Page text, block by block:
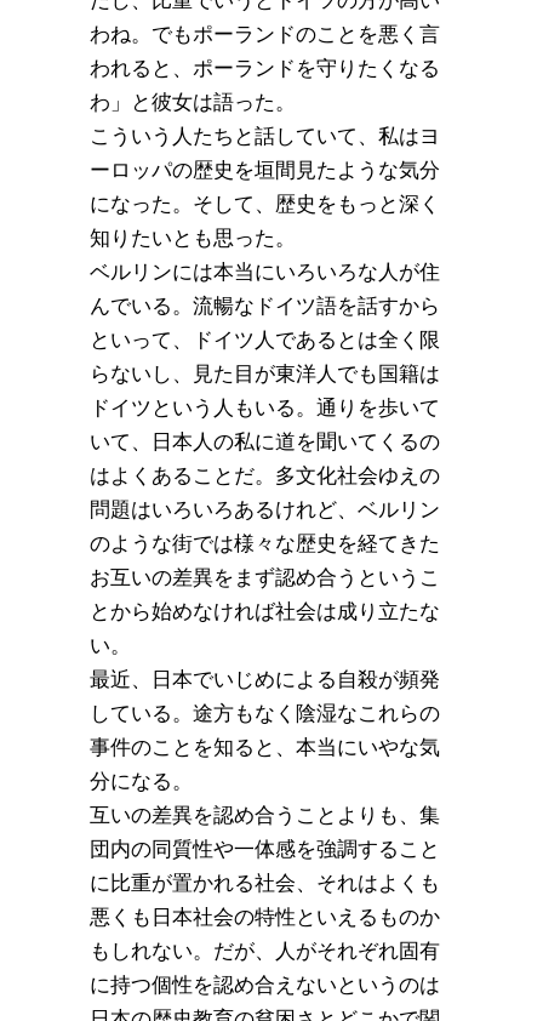
わね。でもポーランドのことを悪く言
われると、ポーランドを守りたくなる
わ」と彼女は語った。
こういう人たちと話していて、私はヨ
ーロッパの歴史を垣間見たような気分
になった。そして、歴史をもっと深く
知りたいとも思った。
ベルリンには本当にいろいろな人が住
んでいる。流暢なドイツ語を話すから
といって、ドイツ人であるとは全く限
らないし、見た目が東洋人でも国籍は
ドイツという人もいる。通りを歩いて
いて、日本人の私に道を聞いてくるの
はよくあることだ。多文化社会ゆえの
問題はいろいろあるけれど、ベルリン
のような街では様々な歴史を経てきた
お互いの差異をまず認め合うというこ
とから始めなければ社会は成り立たな
い。
最近、日本でいじめによる自殺が頻発
している。途方もなく陰湿なこれらの
事件のことを知ると、本当にいやな気
分になる。
互いの差異を認め合うことよりも、集
団内の同質性や一体感を強調すること
に比重が置かれる社会、それはよくも
悪くも日本社会の特性といえるものか
もしれない。だが、人がそれぞれ固有
に持つ個性を認め合えないというのは